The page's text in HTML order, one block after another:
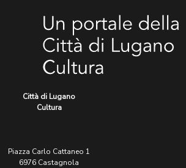
Città di Lugano
Cultura
Piazza Carlo Cattaneo 1
6976 Castagnola